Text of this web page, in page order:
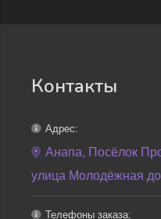
Контакты
Адрес:
Анапа, Посёлок
улица Молодёжная
Телефоны заказа: